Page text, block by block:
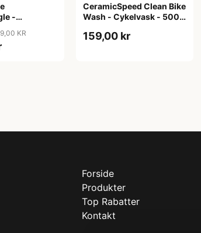
-
KR
CeramicSpeed Clean Bike
Wash - Cykelvask - 500
159,00 kr
Forside
Produkter
Top Rabatter
Kontakt